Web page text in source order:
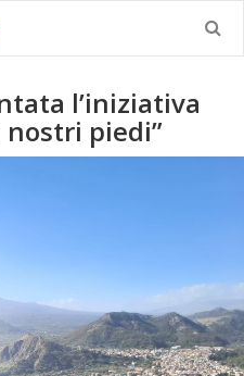
l’iniziativa
nostri piedi”